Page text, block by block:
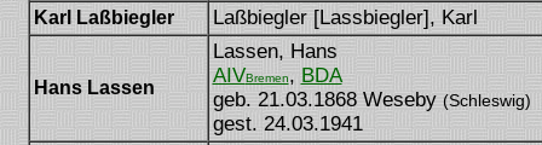
Karl Laßbiegler Laßbiegler [Lassbiegler], Karl
Hans Lassen
Lassen, Hans
AIVBremen, BDA
geb. 21.03.1868 Weseby (Schleswig)
gest. 24.03.1941